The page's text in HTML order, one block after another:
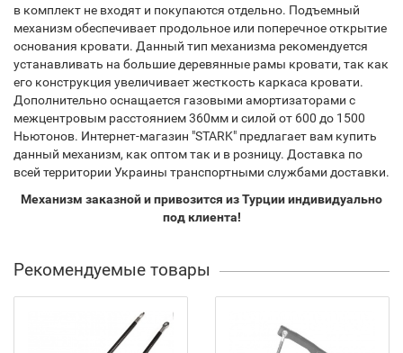
в комплект не входят и покупаются отдельно. Подъемный
механизм обеспечивает продольное или поперечное открытие
основания кровати. Данный тип механизма рекомендуется
устанавливать на большие деревянные рамы кровати, так как
его конструкция увеличивает жесткость каркаса кровати.
Дополнительно оснащается газовыми амортизаторами с
межцентровым расстоянием 360мм и силой от 600 до 1500
Ньютонов. Интернет-магазин "STARK" предлагает вам купить
данный механизм, как оптом так и в розницу. Доставка по
всей территории Украины транспортными службами доставки.
Механизм заказной и привозится из Турции индивидуально
под клиента!
Рекомендуемые товары